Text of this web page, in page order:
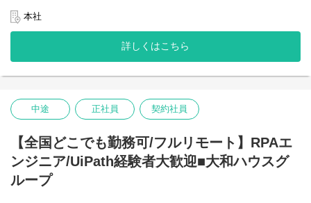
ネジメント行っていただいている状態。
＜クライアントは大和ハウスグループ全体＞
大和ハウスグループ700社、グループ従業員数55,000名の全てに関
わるシステムを担っています。
度が高いため、投資を惜しむことはありません。
む)
●既存営業所の移転・廃止
●既存ネットワーク環境の改善対応
具体的には...
●ネットワーク設計
→客先へ出向いてもしくはオンラインで要件定義(ネットワークに
→お客様の予算に合わせた提案作成
●各種機材、ベンダーの手配(敷設は編者では行わず外部へ委託)
→上記に対しての予算・売上の管理
●敷設(外部ベンダー)の進行管理
→工事が発生しないような簡単な作業で済む場合は実際に行う事
本社
詳しくはこちら
中途 正社員 契約社員
【全国どこでも勤務可/フルリモート】RPAエ
ンジニア/UiPath経験者大歓迎■大和ハウスグ
ループ